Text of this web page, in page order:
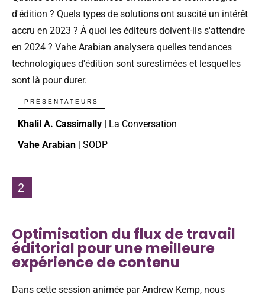
d'édition ? Quels types de solutions ont suscité un intérêt
accru en 2023 ? À quoi les éditeurs doivent-ils s'attendre
en 2024 ? Vahe Arabian analysera quelles tendances
technologiques d'édition sont surestimées et lesquelles
sont là pour durer.
PRÉSENTATEURS
Khalil A. Cassimally | La Conversation
Vahe Arabian | SODP
2
Optimisation du flux de travail
éditorial pour une meilleure
expérience de contenu
Dans cette session animée par Andrew Kemp, nous